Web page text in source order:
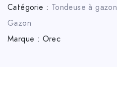
Catégorie : Tondeuse à gazon
Gazon
Marque : Orec